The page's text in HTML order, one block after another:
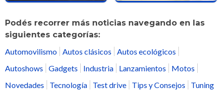
Podés recorrer más noticias navegando en las
siguientes categorías:
Automovilismo
Autos clásicos
Autos ecológicos
Autoshows
Gadgets Industria Lanzamientos
Motos
Novedades
Tecnología Test drive Tips y Consejos Tuning